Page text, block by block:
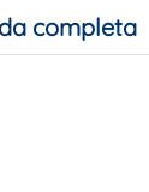
completa